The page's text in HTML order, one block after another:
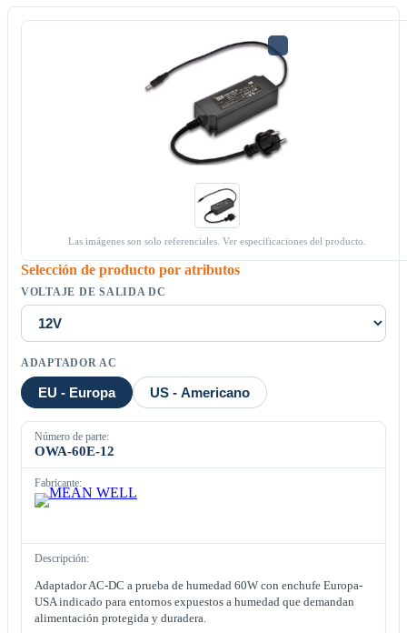
Las imágenes son solo referenciales. Ver especificaciones del producto.
Selección de producto por atributos
VOLTAJE DE SALIDA DC
ADAPTADOR AC
EU - Europa US - Americano
Número de parte:
OWA-60E-12
Fabricante:
Descripción:
Adaptador AC-DC a prueba de humedad 60W con enchufe Europa-
USA indicado para entornos expuestos a humedad que demandan
alimentación protegida y duradera.